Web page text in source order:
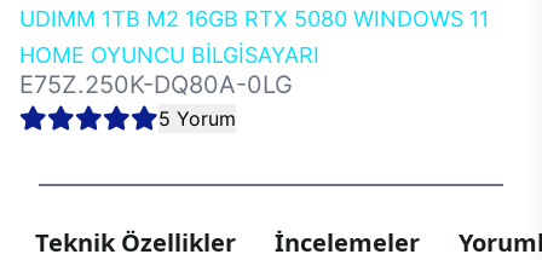
UDIMM 1TB M2 16GB RTX 5080 WINDOWS 11
HOME OYUNCU BİLGİSAYARI
E75Z.250K-DQ80A-0LG
5 Yorum
Teknik Özellikler İncelemeler